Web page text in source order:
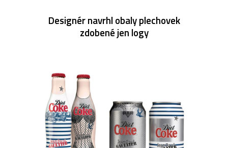
Designér navrhl obaly plechovek
zdobené jen logy